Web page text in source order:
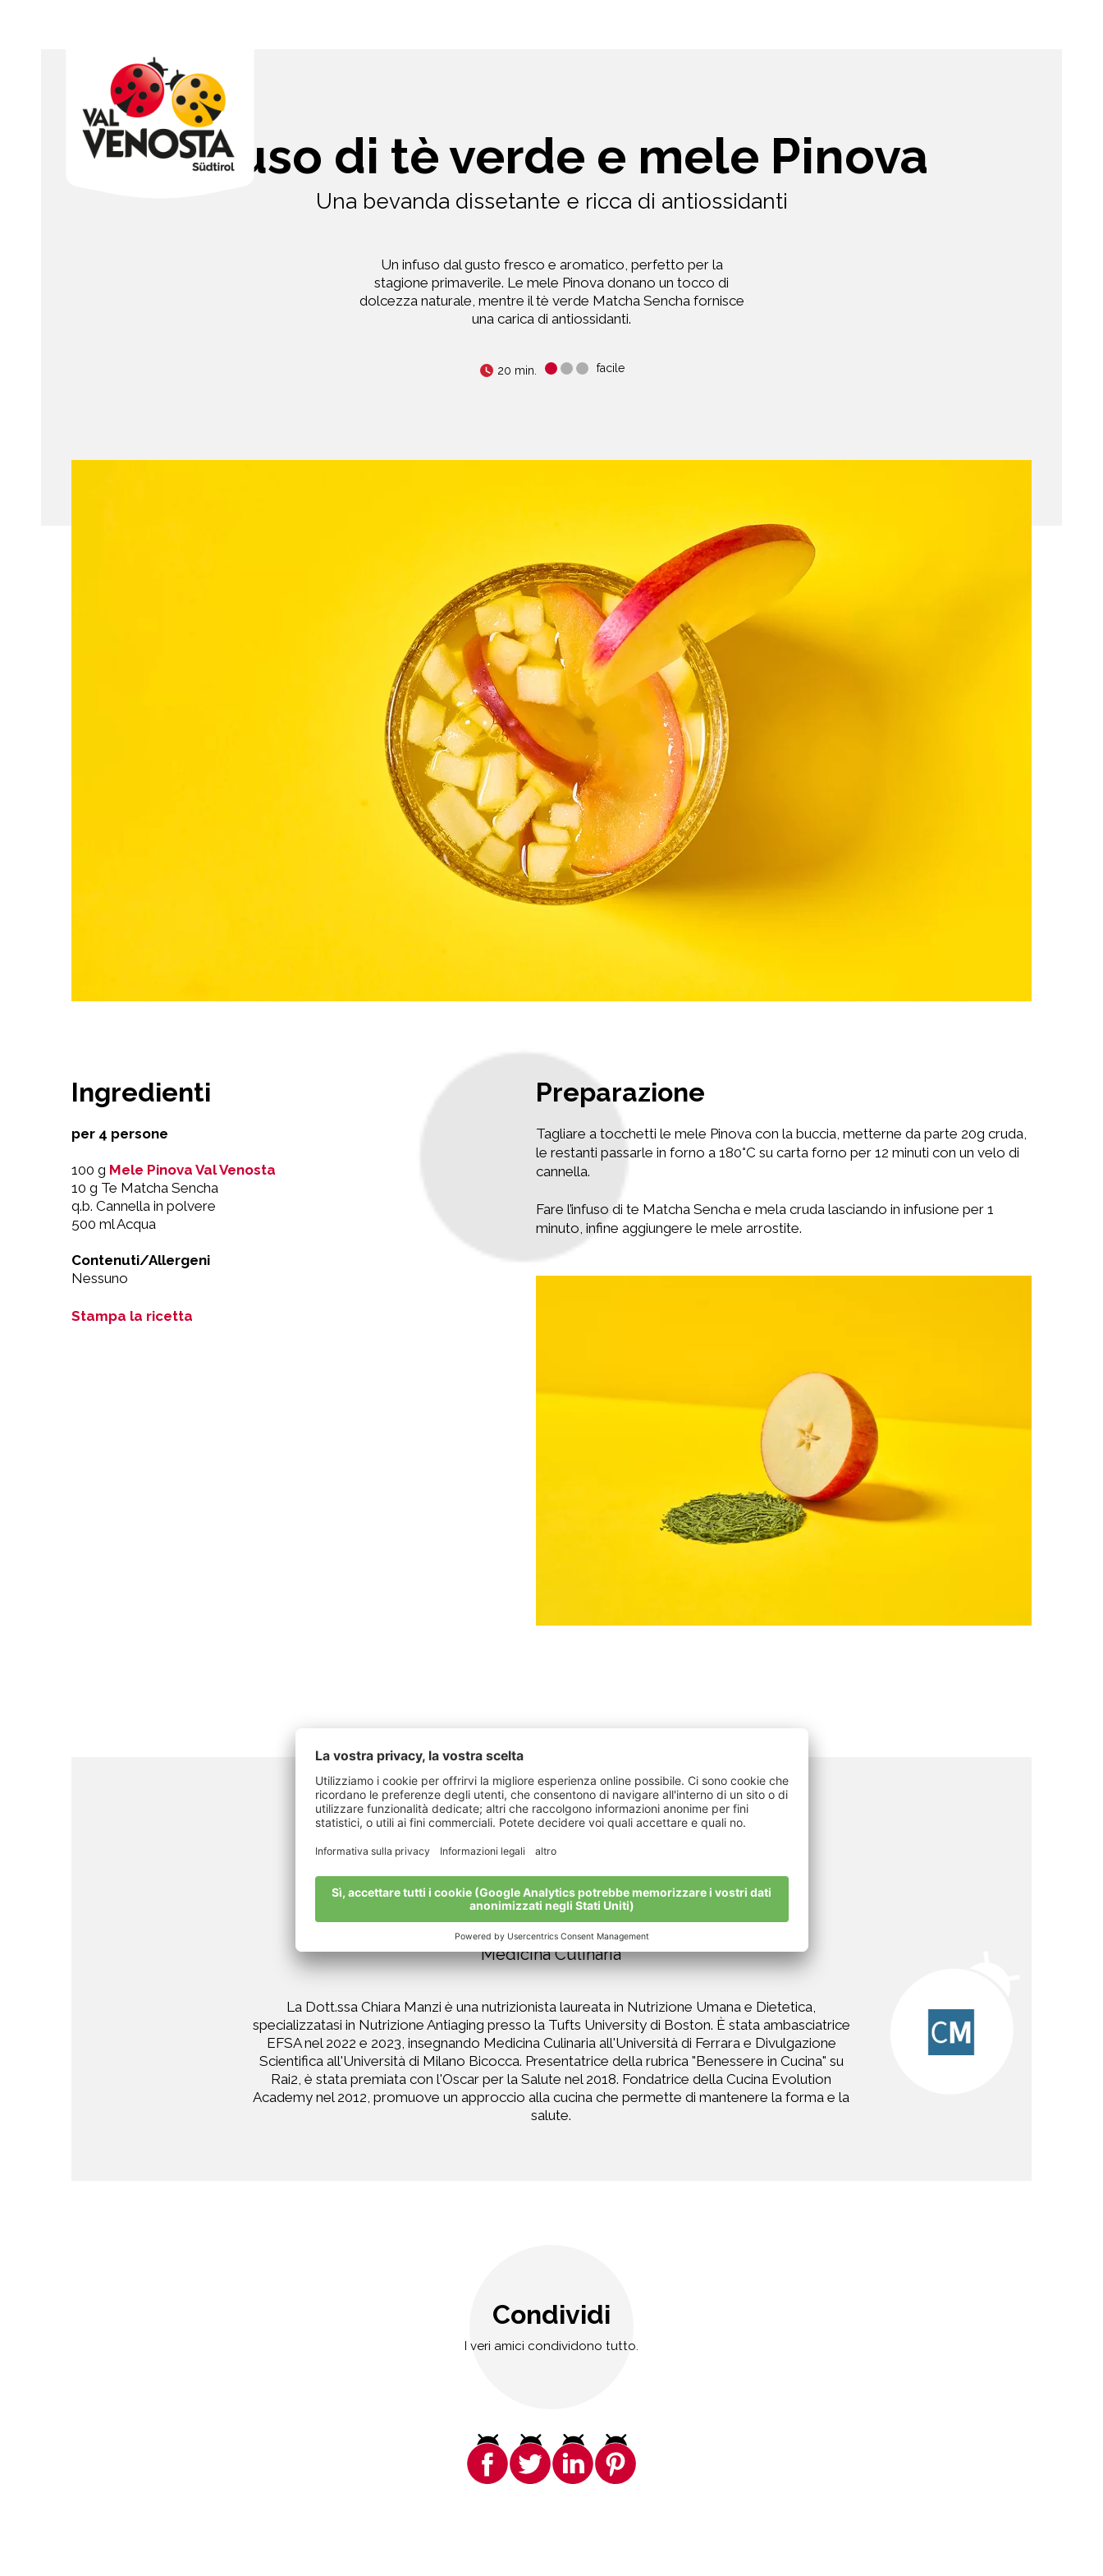
Infuso di tè verde e mele Pinova
Una bevanda dissetante e ricca di antiossidanti
Un infuso dal gusto fresco e aromatico, perfetto per la
stagione primaverile. Le mele Pinova donano un tocco di
dolcezza naturale, mentre il tè verde Matcha Sencha fornisce
una carica di antiossidanti.
20 min. facile
Ingredienti
per 4 persone
100 g Mele Pinova Val Venosta
10 g Te Matcha Sencha
q.b. Cannella in polvere
500 ml Acqua
Contenuti/Allergeni
Nessuno
Stampa la ricetta
Preparazione
Tagliare a tocchetti le mele Pinova con la buccia, metterne da parte 20g cruda,
le restanti passarle in forno a 180°C su carta forno per 12 minuti con un velo di
cannella.
Fare l’infuso di te Matcha Sencha e mela cruda lasciando in infusione per 1
minuto, infine aggiungere le mele arrostite.
Ricetta di Chiara Manzi
Medicina Culinaria
La Dott.ssa Chiara Manzi è una nutrizionista laureata in Nutrizione Umana e Dietetica,
specializzatasi in Nutrizione Antiaging presso la Tufts University di Boston. È stata ambasciatrice
EFSA nel 2022 e 2023, insegnando Medicina Culinaria all'Università di Ferrara e Divulgazione
Scientifica all'Università di Milano Bicocca. Presentatrice della rubrica "Benessere in Cucina" su
Rai2, è stata premiata con l'Oscar per la Salute nel 2018. Fondatrice della Cucina Evolution
Academy nel 2012, promuove un approccio alla cucina che permette di mantenere la forma e la
salute.
Condividi
I veri amici condividono tutto.